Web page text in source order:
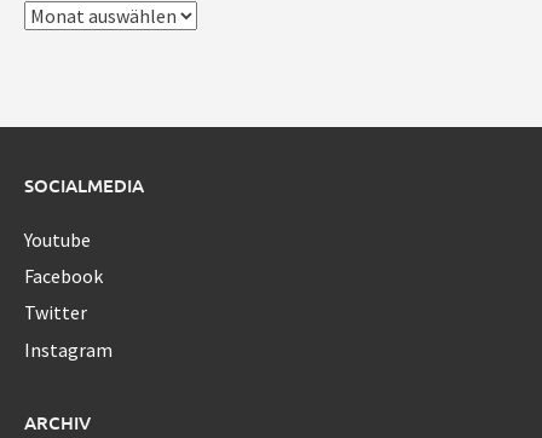
Archiv
SOCIALMEDIA
Youtube
Facebook
Twitter
Instagram
ARCHIV